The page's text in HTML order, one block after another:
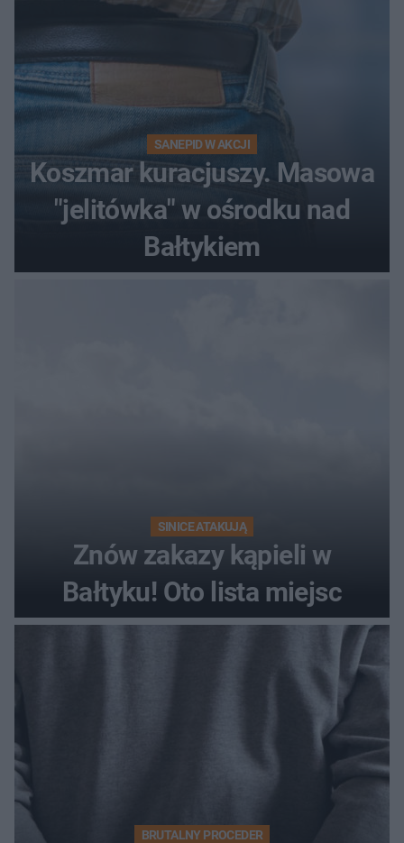
SANEPID W AKCJI
Koszmar kuracjuszy. Masowa
"jelitówka" w ośrodku nad
Bałtykiem
SINICE ATAKUJĄ
Znów zakazy kąpieli w
Bałtyku! Oto lista miejsc
BRUTALNY PROCEDER